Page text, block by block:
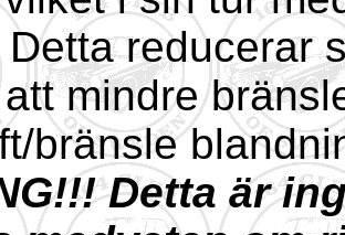
reducerar
mindre
bränsle
Detta är